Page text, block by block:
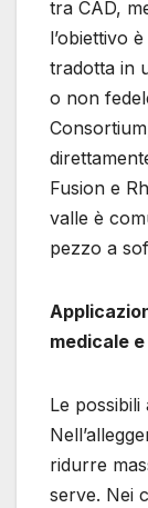
tra CAD,
l’obiettivo
tradotta in
o non
Fusion e
valle è
pezzo a
medicale
Le
ridurre
serve. Nei